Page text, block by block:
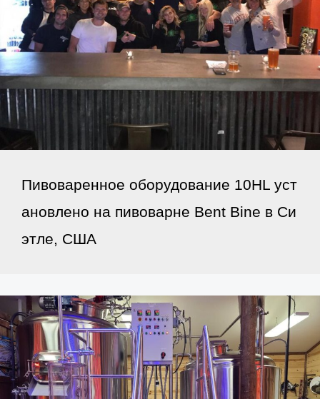
Пивоваренное оборудование 10HL уст
ановлено на пивоварне Bent Bine в Си
этле, США